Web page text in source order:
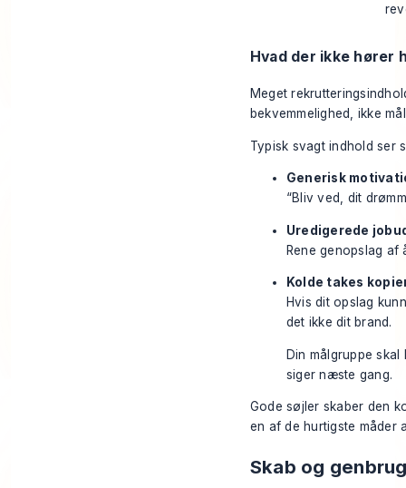
Hvad der ikke hører
Meget
bekvemmelighed, ikke
Typisk svagt indhold ser
Generisk
“Bliv ved, dit
Uredigerede
Rene genopslag af
Kolde takes
Hvis dit opslag
det ikke dit brand.
Din målgruppe
siger næste gang.
Gode søjler skaber den
en af de hurtigste måder
Skab og